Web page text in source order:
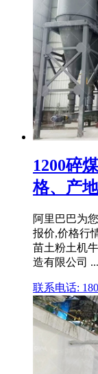
1200碎
格、产
阿里巴巴为
报价,价格行
苗土粉土机
造有限公司 ...
联系电话: